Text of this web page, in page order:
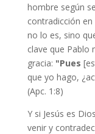
hombre según
contradicción
no lo es, sino
clave que Pablo
gracia: "Pues
que yo hago,
(Apc. 1:8)
Y si Jesús es
venir y